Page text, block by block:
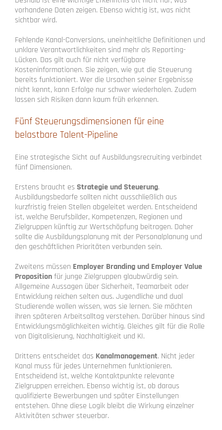
vorhandene Daten zeigen. Ebenso wichtig ist, was nicht
sichtbar wird.
Fehlende Kanal-Conversions, uneinheitliche Definitionen und
unklare Verantwortlichkeiten sind mehr als Reporting-
Lücken. Das gilt auch für nicht verfügbare
Kosteninformationen. Sie zeigen, wie gut die Steuerung
bereits funktioniert. Wer die Ursachen seiner Ergebnisse
nicht kennt, kann Erfolge nur schwer wiederholen. Zudem
lassen sich Risiken dann kaum früh erkennen.
Fünf Steuerungsdimensionen für eine
belastbare Talent-Pipeline
Eine strategische Sicht auf Ausbildungsrecruiting verbindet
fünf Dimensionen.
Erstens braucht es Strategie und Steuerung.
Ausbildungsbedarfe sollten nicht ausschließlich aus
kurzfristig freien Stellen abgeleitet werden. Entscheidend
ist, welche Berufsbilder, Kompetenzen, Regionen und
Zielgruppen künftig zur Wertschöpfung beitragen. Daher
sollte die Ausbildungsplanung mit der Personalplanung und
den geschäftlichen Prioritäten verbunden sein.
Zweitens müssen Employer Branding und Employer Value
Propositionfür junge Zielgruppen glaubwürdig sein.
Allgemeine Aussagen über Sicherheit, Teamarbeit oder
Entwicklung reichen selten aus. Jugendliche und dual
Studierende wollen wissen, was sie lernen. Sie möchten
ihren späteren Arbeitsalltag verstehen. Darüber hinaus sind
Entwicklungsmöglichkeiten wichtig. Gleiches gilt für die Rolle
von Digitalisierung, Nachhaltigkeit und KI.
Drittens entscheidet das Kanalmanagement. Nicht jeder
Kanal muss für jedes Unternehmen funktionieren.
Entscheidend ist, welche Kontaktpunkte relevante
Zielgruppen erreichen. Ebenso wichtig ist, ob daraus
qualifizierte Bewerbungen und später Einstellungen
entstehen. Ohne diese Logik bleibt die Wirkung einzelner
Aktivitäten schwer steuerbar.